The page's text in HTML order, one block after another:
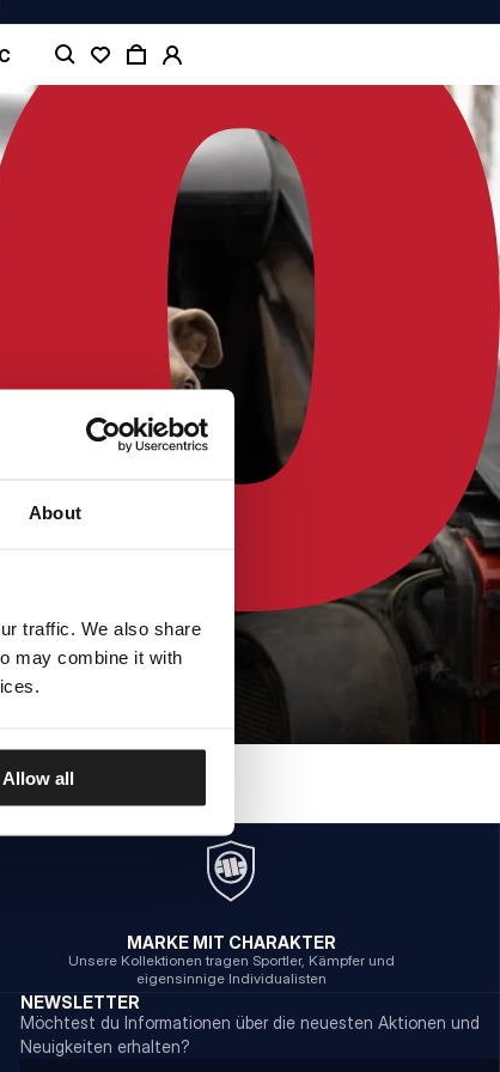
About
traffic. We also share
may combine it with
Allow all
MARKE MIT CHARAKTER
Unsere Kollektionen tragen Sportler, Kämpfer und
eigensinnige Individualisten
NEWSLETTER
Möchtest du Informationen über die neuesten Aktionen und
Neuigkeiten erhalten?